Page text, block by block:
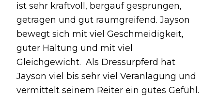
ist sehr kraftvoll, bergauf gesprungen,
getragen und gut raumgreifend. Jayson
bewegt sich mit viel Geschmeidigkeit,
guter Haltung und mit viel
Gleichgewicht. Als Dressurpferd hat
Jayson viel bis sehr viel Veranlagung und
vermittelt seinem Reiter ein gutes Gefühl.